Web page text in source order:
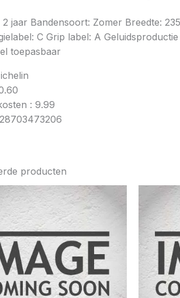
2 jaar Bandensoort: Zomer Breedte:
C Grip label: A
toepasbaar
: 9.99
producten